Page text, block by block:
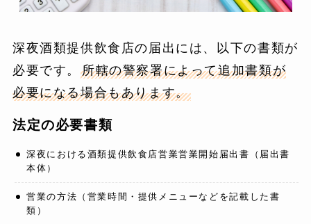
深夜酒類提供飲食店の届出には、以下の書類が
必要です。 所轄の警察署によって追加書類が
必要になる場合もあります。
法定の必要書類
深夜における酒類提供飲食店営業営業開始届出書（届出書
本体）
営業の方法（営業時間・提供メニューなどを記載した書
類）